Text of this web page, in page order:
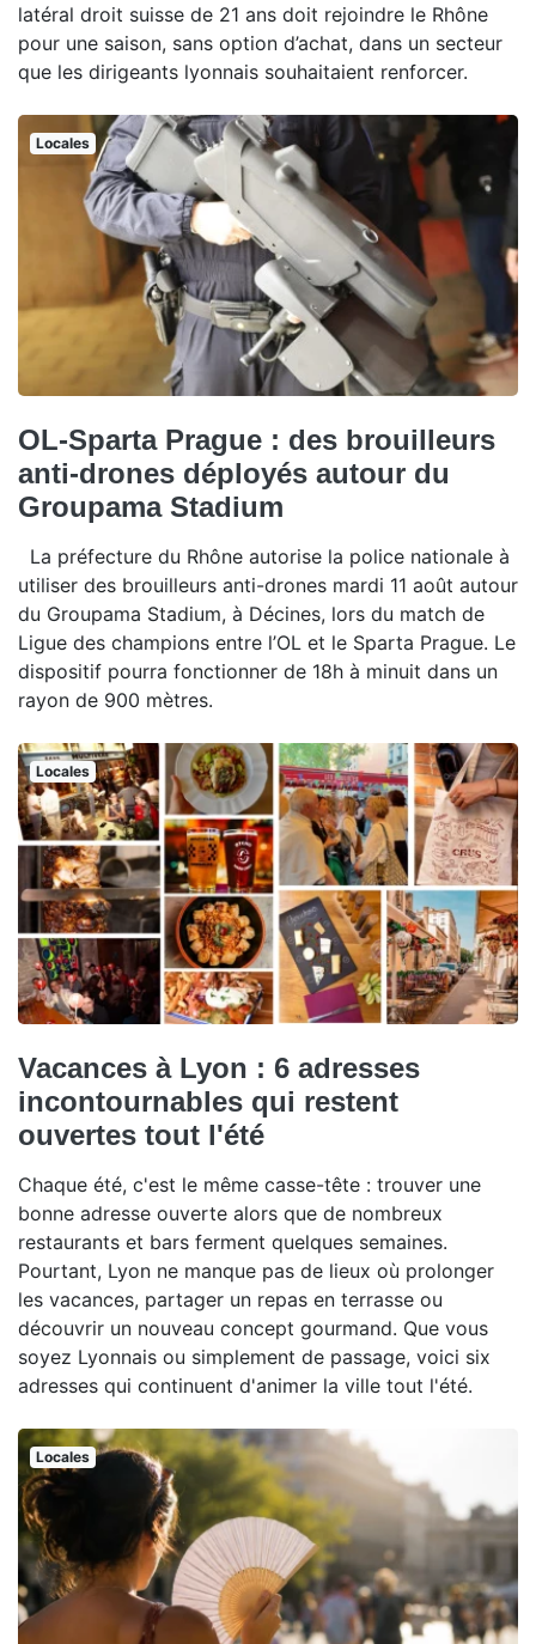
latéral droit suisse de 21 ans doit rejoindre le Rhône
pour une saison, sans option d’achat, dans un secteur
que les dirigeants lyonnais souhaitaient renforcer.
Locales
OL-Sparta Prague : des brouilleurs
anti-drones déployés autour du
Groupama Stadium
La préfecture du Rhône autorise la police nationale à
utiliser des brouilleurs anti-drones mardi 11 août autour
du Groupama Stadium, à Décines, lors du match de
Ligue des champions entre l’OL et le Sparta Prague. Le
dispositif pourra fonctionner de 18h à minuit dans un
rayon de 900 mètres.
Locales
Vacances à Lyon : 6 adresses
incontournables qui restent
ouvertes tout l'été
Chaque été, c'est le même casse-tête : trouver une
bonne adresse ouverte alors que de nombreux
restaurants et bars ferment quelques semaines.
Pourtant, Lyon ne manque pas de lieux où prolonger
les vacances, partager un repas en terrasse ou
découvrir un nouveau concept gourmand. Que vous
soyez Lyonnais ou simplement de passage, voici six
adresses qui continuent d'animer la ville tout l'été.
Locales